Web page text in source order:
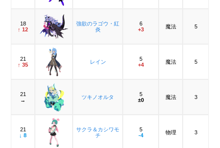
18
↑ 12
強欲のラゴウ・紅
炎
6
+3
魔法 5
21
↑ 35
レイン
5
+4
魔法 5
21
→
ツキノオルタ
5
±0
魔法 3
21
↓ 8
サクラ＆カシワモ
チ
5
-4
物理 3